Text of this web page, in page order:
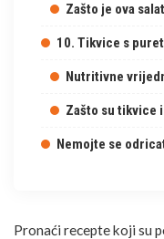
Zašto je ova
10. Tikvice s
Nutritivne
Zašto su tikvice
Nemojte se
Pronaći recepte koji su